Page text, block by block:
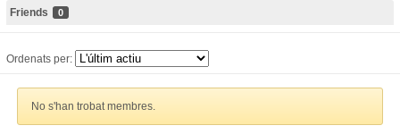
Friends 0
Ordenats per:
No s'han trobat membres.